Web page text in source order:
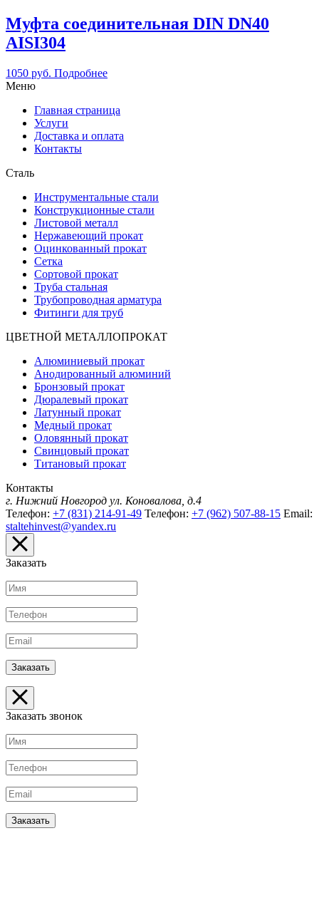
Муфта соединительная DIN DN40
AISI304
1050 руб. Подробнее
Меню
Главная страница
Услуги
Доставка и оплата
Контакты
Сталь
Инструментальные стали
Конструкционные стали
Листовой металл
Нержавеющий прокат
Оцинкованный прокат
Сетка
Сортовой прокат
Труба стальная
Трубопроводная арматура
Фитинги для труб
ЦВЕТНОЙ МЕТАЛЛОПРОКАТ
Алюминиевый прокат
Анодированный алюминий
Бронзовый прокат
Дюралевый прокат
Латунный прокат
Медный прокат
Оловянный прокат
Свинцовый прокат
Титановый прокат
Контакты
г. Нижний Новгород ул. Коновалова, д.4
Телефон: +7 (831) 214-91-49 Телефон: +7 (962) 507-88-15 Email:
staltehinvest@yandex.ru
Заказать
Заказать звонок